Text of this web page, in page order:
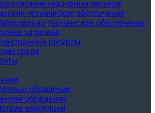
надзорных органов
техническое обеспечение
техническое обеспечение
здоровья
ресурсы
среда
обращения
обращение
коррупции